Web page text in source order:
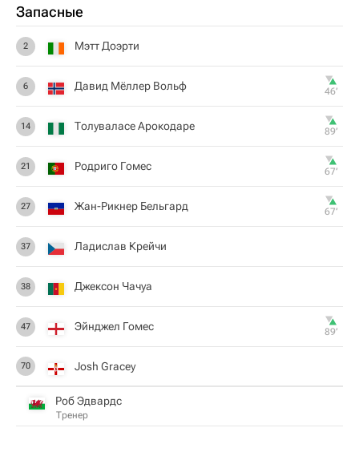
Запасные
2 Мэтт Доэрти
6 Давид Мёллер Вольф 46‎’‎
14 Толуваласе Арокодаре 89‎’‎
21 Родриго Гомес 67‎’‎
27 Жан-Рикнер Бельгард 67‎’‎
37 Ладислав Крейчи
38 Джексон Чачуа
47 Эйнджел Гомес 89‎’‎
70 Josh Gracey
Роб Эдвардс
Тренер